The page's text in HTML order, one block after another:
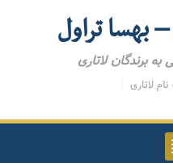
بهسا تراول
برندگان لاتاری
لاتاری